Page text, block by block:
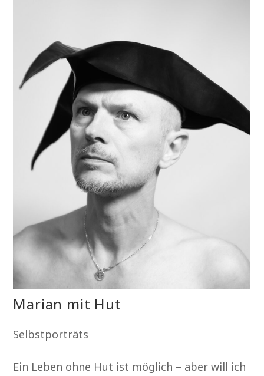
Marian mit Hut
Selbstporträts
Ein Leben ohne Hut ist möglich – aber will ich